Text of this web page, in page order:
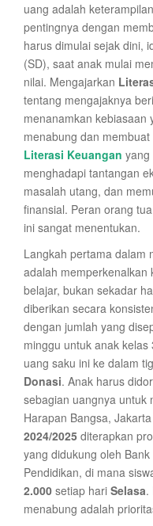
uang adalah
pentingnya dengan
harus dimulai sejak dini,
(SD), saat anak mulai
nilai. Mengajarkan
tentang mengajaknya
menanamkan kebiasaan
menabung dan
Literasi Keuangan yang
menghadapi tantangan
masalah utang, dan
finansial. Peran orang
ini sangat menentukan.
Langkah pertama dalam
adalah memperkenalkan
belajar, bukan sekadar
diberikan secara
dengan jumlah yang
minggu untuk anak
uang saku ini ke dalam
Donasi. Anak harus
sebagian uangnya untuk
Harapan Bangsa,
2024/2025 diterapkan
yang didukung oleh
Pendidikan, di mana
2.000 setiap hari Selasa.
menabung adalah